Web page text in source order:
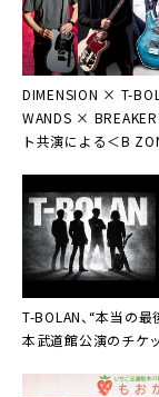
03月24日(
03月30日(
03月31日(日
▼チケット
全席指定
※4歳以上有
合は有料)
DIMENSION × T-
WANDS ×
ト共演による＜B
T-BOLAN、“本当の
本武道館公演のチケ